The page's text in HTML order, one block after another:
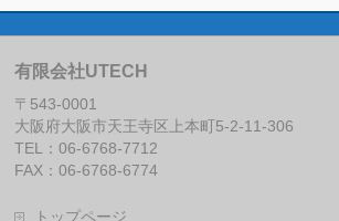
有限会社UTECH
〒543-0001
大阪府大阪市天王寺区上本町5-2-11-306
TEL：06-6768-7712
FAX：06-6768-6774
トップページ